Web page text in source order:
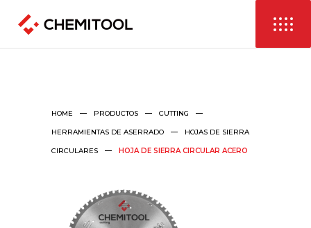
HOME PRODUCTOS CUTTING
HERRAMIENTAS DE ASERRADO HOJAS DE SIERRA
CIRCULARES HOJA DE SIERRA CIRCULAR ACERO